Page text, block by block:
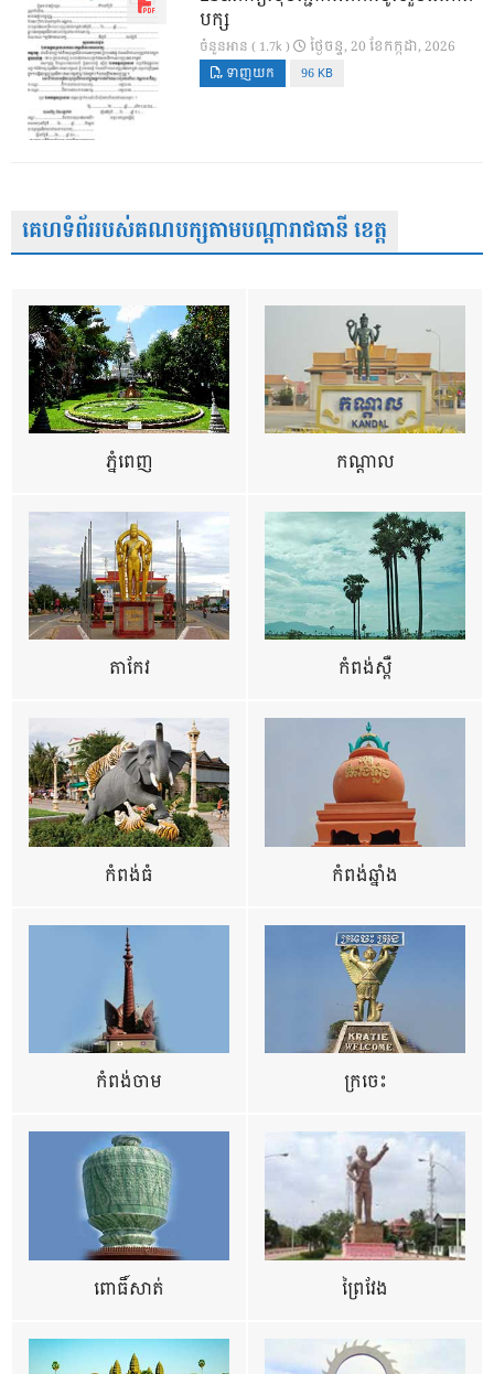
បក្ស
ចំនួនអាន ( 1.7k ) ថ្ងៃ​ចន្ទ, 20 ខែ​កក្កដា, 2026
ទាញយក 96 KB
គេហទំព័ររបស់គណបក្សតាមបណ្តារាជធានី ខេត្ត
ភ្នំពេញ កណ្តាល
តាកែវ កំពង់ស្ពឺ
កំពង់ធំ កំពង់ឆ្នាំង
កំពង់ចាម ក្រចេះ
ពោធិ៍សាត់ ព្រៃវែង